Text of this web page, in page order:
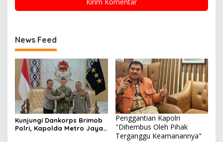
News Feed
Kunjungi Dankorps Brimob
Polri, Kapolda Metro Jaya
Penggantian Kapolri
"Dihembus Oleh Pihak
Terganggu Keamanannya"